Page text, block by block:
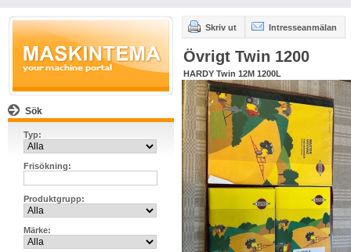
Sök
Typ:
Frisökning:
Produktgrupp:
Märke:
Skriv ut Intresseanmälan
Övrigt Twin 1200
HARDY Twin 12M 1200L